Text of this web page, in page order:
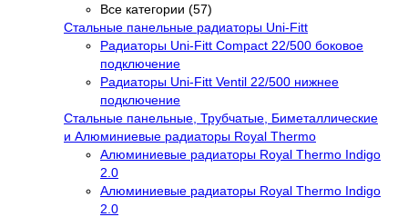
Все категории (57)
Стальные панельные радиаторы Uni-Fitt
Радиаторы Uni-Fitt Compact 22/500 боковое
подключение
Радиаторы Uni-Fitt Ventil 22/500 нижнее
подключение
Стальные панельные, Трубчатые, Биметаллические
и Алюминиевые радиаторы Royal Thermo
Алюминиевые радиаторы Royal Thermo Indigo
2.0
Алюминиевые радиаторы Royal Thermo Indigo
2.0